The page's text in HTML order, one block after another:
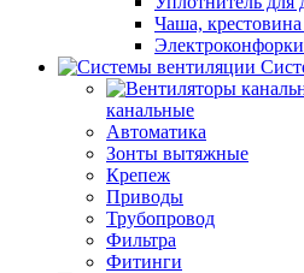
Чаша,
канальные
Автоматика
Зонты вытяжные
Крепеж
Приводы
Трубопровод
Фильтра
Фитинги